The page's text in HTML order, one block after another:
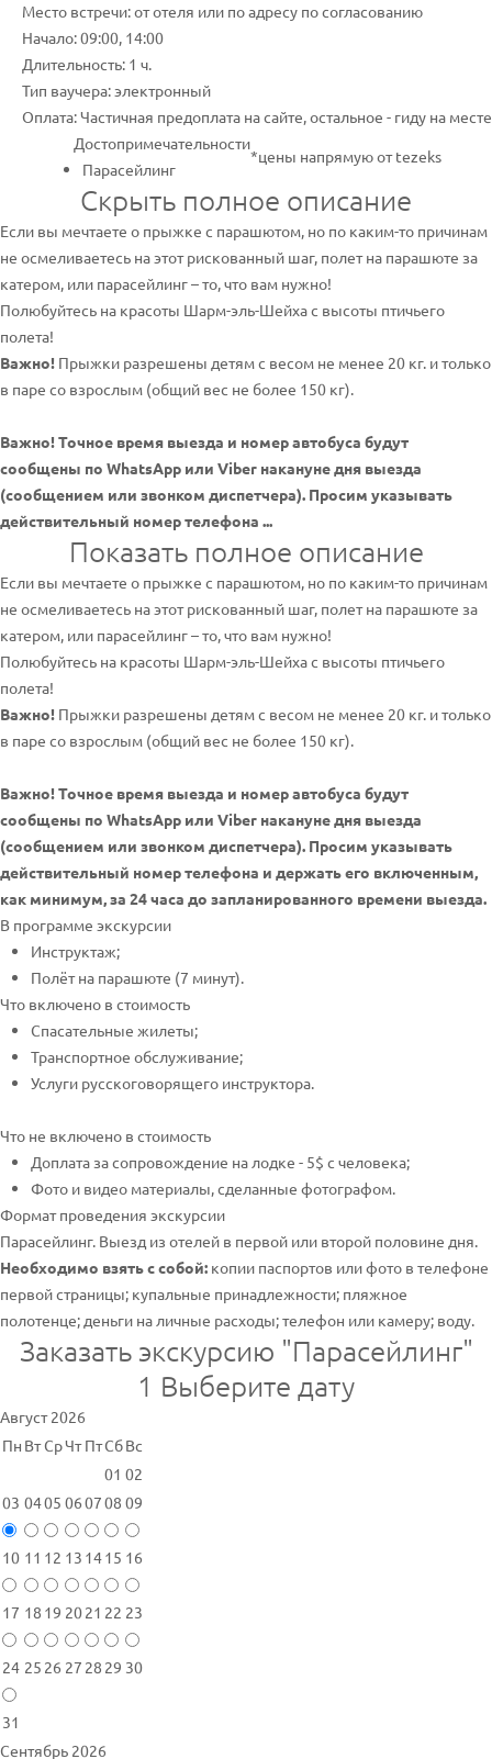
Место встречи: от отеля или по адресу по согласованию
Начало: 09:00, 14:00
Длительность: 1 ч.
Тип ваучера: электронный
Оплата: Частичная предоплата на сайте, остальное - гиду на месте
Достопримечательности
Парасейлинг
*цены напрямую от tezeks
Скрыть полное описание
Если вы мечтаете о прыжке с парашютом, но по каким-то причинам
не осмеливаетесь на этот рискованный шаг, полет на парашюте за
катером, или парасейлинг – то, что вам нужно!
Полюбуйтесь на красоты Шарм-эль-Шейха с высоты птичьего
полета!
Важно! Прыжки разрешены детям с весом не менее 20 кг. и только
в паре со взрослым (общий вес не более 150 кг).
Важно! Точное время выезда и номер автобуса будут
сообщены по WhatsApp или Viber накануне дня выезда
(сообщением или звонком диспетчера). Просим указывать
действительный номер телефона ...
Показать полное описание
Если вы мечтаете о прыжке с парашютом, но по каким-то причинам
не осмеливаетесь на этот рискованный шаг, полет на парашюте за
катером, или парасейлинг – то, что вам нужно!
Полюбуйтесь на красоты Шарм-эль-Шейха с высоты птичьего
полета!
Важно! Прыжки разрешены детям с весом не менее 20 кг. и только
в паре со взрослым (общий вес не более 150 кг).
Важно! Точное время выезда и номер автобуса будут
сообщены по WhatsApp или Viber накануне дня выезда
(сообщением или звонком диспетчера). Просим указывать
действительный номер телефона и держать его включенным,
как минимум, за 24 часа до запланированного времени выезда.
В программе экскурсии
Инструктаж;
Полёт на парашюте (7 минут).
Что включено в стоимость
Спасательные жилеты;
Транспортное обслуживание;
Услуги русскоговорящего инструктора.
Что не включено в стоимость
Доплата за сопровождение на лодке - 5$ с человека;
Фото и видео материалы, сделанные фотографом.
Формат проведения экскурсии
Парасейлинг. Выезд из отелей в первой или второй половине дня.
Необходимо взять с собой: копии паспортов или фото в телефоне
первой страницы; купальные принадлежности; пляжное
полотенце; деньги на личные расходы; телефон или камеру; воду.
Заказать экскурсию "Парасейлинг"
1 Выберите дату
Август 2026
Пн ВтСрЧт ПтСбВс
01 02
03 0405 060708 09
10 11 12 13 1415 16
17 18 19 2021 22 23
24 25 26 27 28 29 30
31
Сентябрь 2026